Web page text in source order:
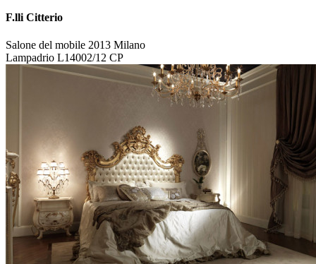
F.lli Citterio
Salone del mobile 2013 Milano
Lampadrio L14002/12 CP